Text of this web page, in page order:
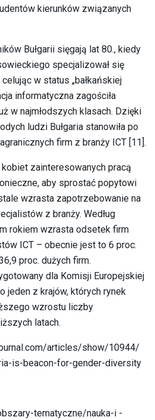
kierunków związanych
Bułgarii sięgają lat 80., kiedy
specjalizował się
w status „bałkańskiej
informatyczna zagościła
w najmłodszych klasach. Dzięki
ludzi Bułgaria stanowiła po
firm z branży ICT [11].
zainteresowanych pracą
aby sprostać popytowi
wzrasta zapotrzebowanie na
z branży. Według
rokiem wzrasta odsetek firm
ICT – obecnie jest to 6 proc.
proc. dużych firm.
dla Komisji Europejskiej
jeden z krajów, których rynek
wzrostu liczby
latach.
articles/show/10944/
is-beacon-for-gender-diversity
tematyczne/nauka-i -